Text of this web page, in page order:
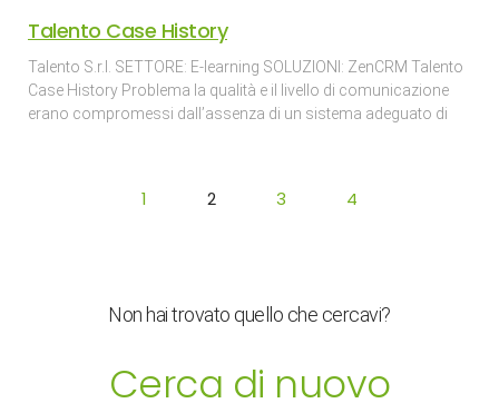
Talento Case History
Talento S.r.l. SETTORE: E-learning SOLUZIONI: ZenCRM Talento
Case History Problema la qualità e il livello di comunicazione
erano compromessi dall’assenza di un sistema adeguato di
1 2 3 4
Non hai trovato quello che cercavi?
Cerca di nuovo